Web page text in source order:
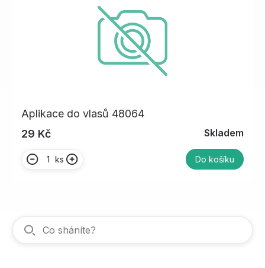
Aplikace do vlasů 48064
29 Kč
Skladem
ks Do košíku